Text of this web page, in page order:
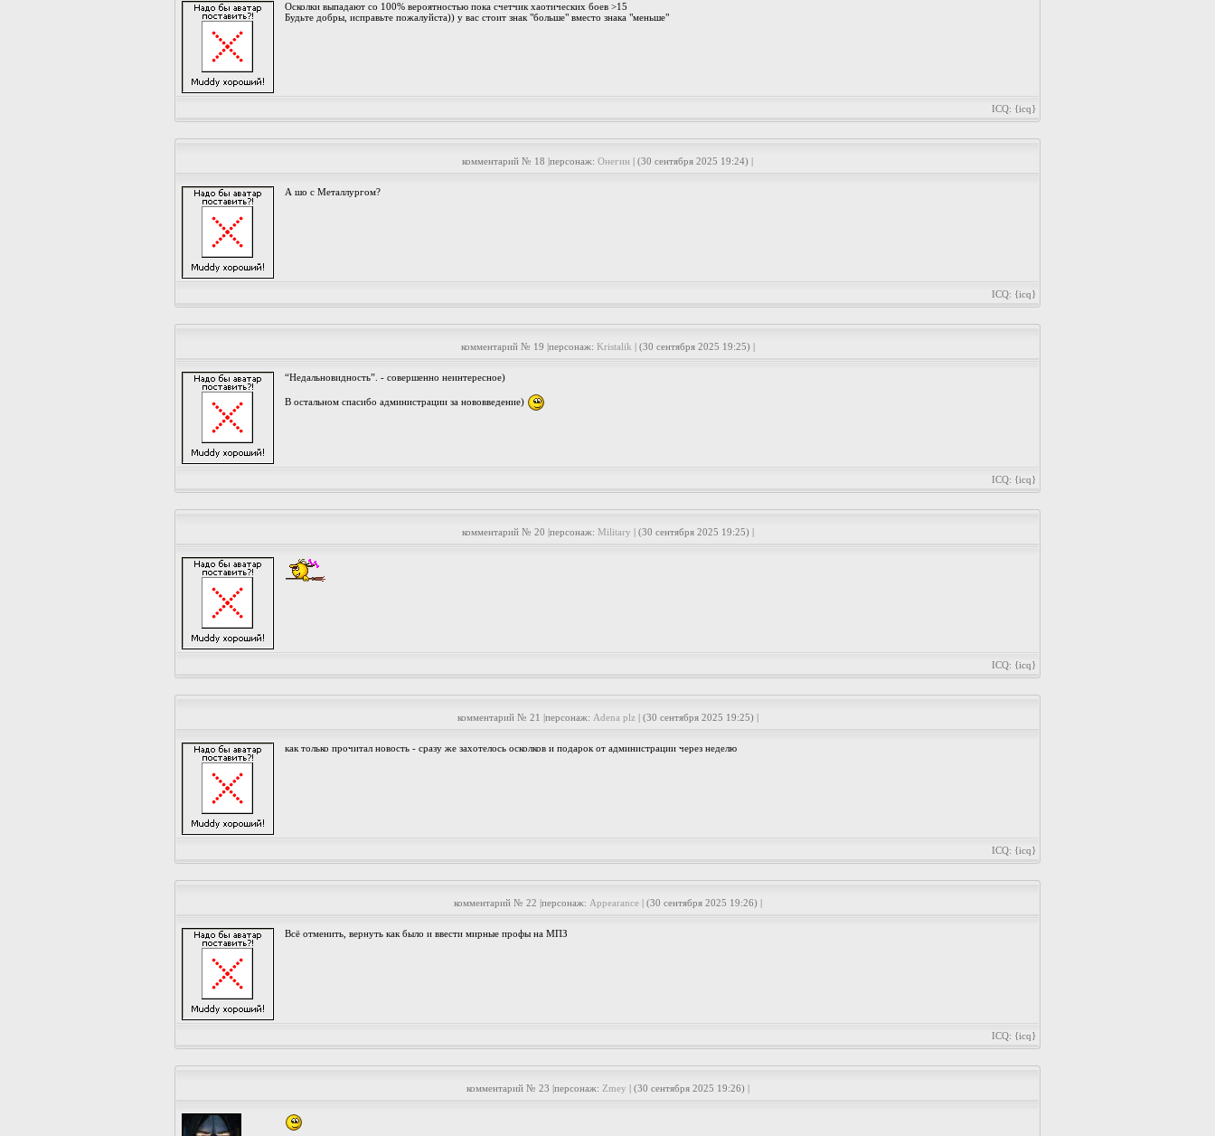
Осколки выпадают со 100% вероятностью пока счетчик хаотических боев >15
Будьте добры, исправьте пожалуйста)) у вас стоит знак "больше" вместо знака "меньше"
ICQ: {icq}
комментарий № 18 |персонаж: Онегин | (30 сентября 2025 19:24) |
А шо с Металлургом?
ICQ: {icq}
комментарий № 19 |персонаж: Kristalik | (30 сентября 2025 19:25) |
“Недальновидность”. - совершенно неинтересное)
В остальном спасибо администрации за нововведение)
ICQ: {icq}
комментарий № 20 |персонаж: Military | (30 сентября 2025 19:25) |
ICQ: {icq}
комментарий № 21 |персонаж: Adena plz | (30 сентября 2025 19:25) |
как только прочитал новость - сразу же захотелось осколков и подарок от администрации через неделю
ICQ: {icq}
комментарий № 22 |персонаж: Appearance| (30 сентября 2025 19:26) |
Всё отменить, вернуть как было и ввести мирные профы на МПЗ
ICQ: {icq}
комментарий № 23 |персонаж: Zmey | (30 сентября 2025 19:26) |